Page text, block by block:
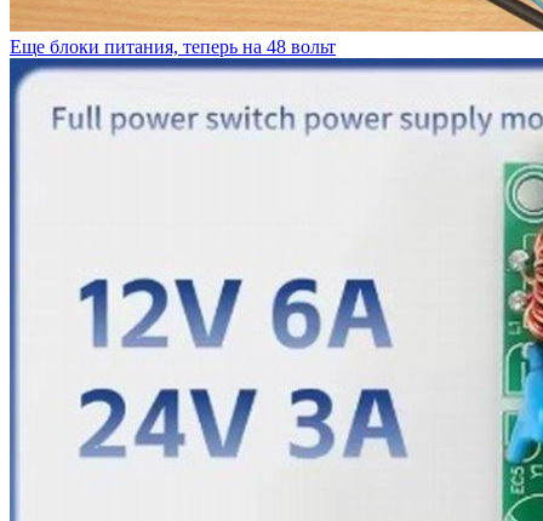
Еще блоки питания, теперь на 48 вольт